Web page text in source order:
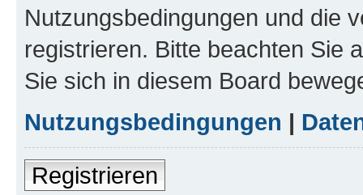
Nutzungsbedingungen und die
registrieren. Bitte beachten Sie
Sie sich in diesem Board
Nutzungsbedingungen |
Registrieren